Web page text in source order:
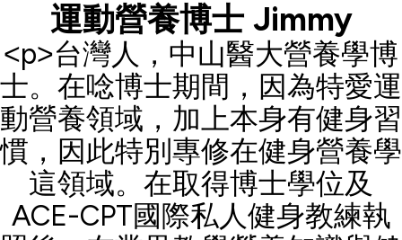
運動營養博士 Jimmy
<p>台灣人，中山醫大營養學博
士。在唸博士期間，因為特愛運
動營養領域，加上本身有健身習
慣，因此特別專修在健身營養學
這領域。在取得博士學位及
ACE-CPT國際私人健身教練執